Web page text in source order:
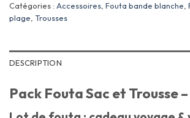
Catégories : Accessoires, Fouta bande blanche,
plage, Trousses
DESCRIPTION
Pack Fouta Sac et Trousse